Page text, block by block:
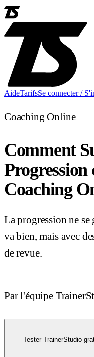
AideTarifsSe connecter /
Coaching Online
Comment
Progression
Coaching
La progression ne se
va bien, mais avec
de revue.
Par l'équipe
Tester TrainerStudio